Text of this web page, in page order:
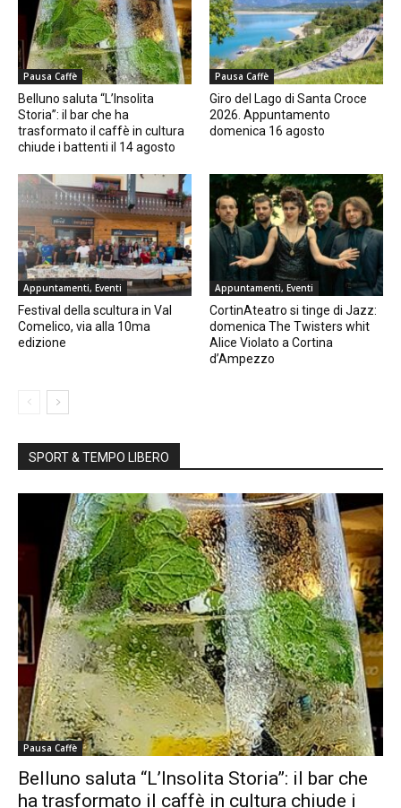
Pausa Caffè
Belluno saluta “L’Insolita
Storia”: il bar che ha
trasformato il caffè in cultura
chiude i battenti il 14 agosto
Pausa Caffè
Giro del Lago di Santa Croce
2026. Appuntamento
domenica 16 agosto
Appuntamenti, Eventi
Festival della scultura in Val
Comelico, via alla 10ma
edizione
Appuntamenti, Eventi
CortinAteatro si tinge di Jazz:
domenica The Twisters whit
Alice Violato a Cortina
d’Ampezzo
SPORT & TEMPO LIBERO
Pausa Caffè
Belluno saluta “L’Insolita Storia”: il bar che
ha trasformato il caffè in cultura chiude i